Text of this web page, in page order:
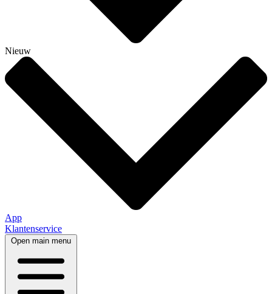
Nieuw
App
Klantenservice
Open main menu